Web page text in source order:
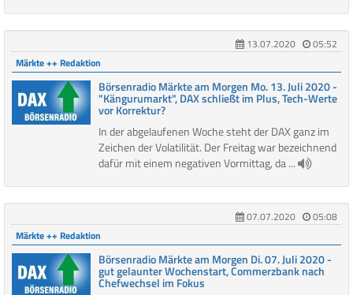
13.07.2020
05:52
Märkte ++ Redaktion
Börsenradio Märkte am Morgen Mo. 13. Juli 2020 -
"Kängurumarkt", DAX schließt im Plus, Tech-Werte
vor Korrektur?
In der abgelaufenen Woche steht der DAX ganz im
Zeichen der Volatilität. Der Freitag war bezeichnend
dafür mit einem negativen Vormittag, da ...
07.07.2020
05:08
Märkte ++ Redaktion
Börsenradio Märkte am Morgen Di. 07. Juli 2020 -
gut gelaunter Wochenstart, Commerzbank nach
Chefwechsel im Fokus